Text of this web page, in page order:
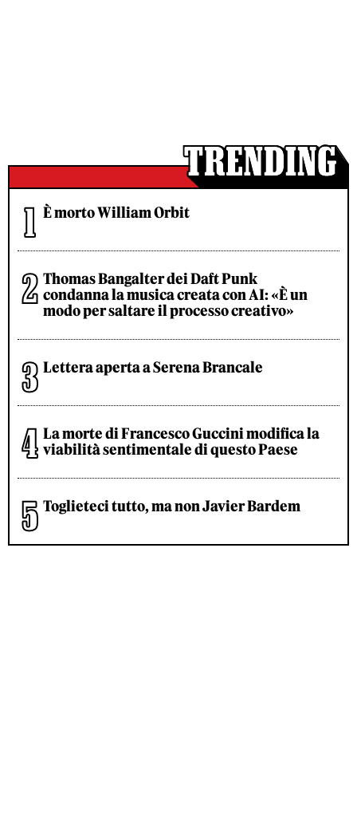
È morto William Orbit
Thomas Bangalter dei Daft Punk
condanna la musica creata con AI: «È un
modo per saltare il processo creativo»
Lettera aperta a Serena Brancale
La morte di Francesco Guccini modifica la
viabilità sentimentale di questo Paese
Toglieteci tutto, ma non Javier Bardem